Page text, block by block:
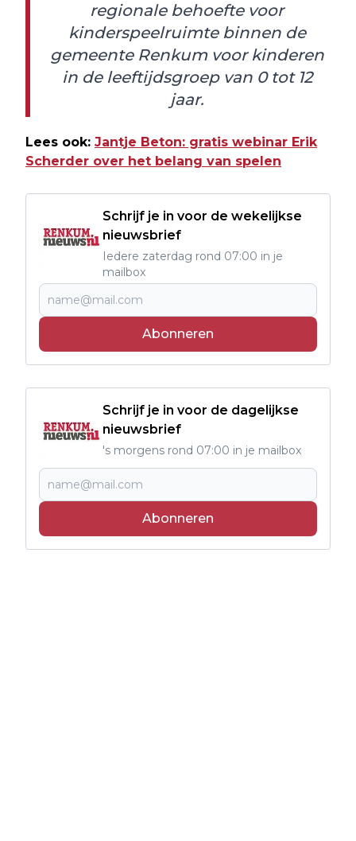
regionale behoefte voor
kinderspeelruimte binnen de
gemeente Renkum voor kinderen
in de leeftijdsgroep van 0 tot 12
jaar.
Lees ook: Jantje Beton: gratis webinar Erik
Scherder over het belang van spelen
Schrijf je in voor de wekelijkse
nieuwsbrief
Iedere zaterdag rond 07:00 in je
mailbox
Abonneren
Schrijf je in voor de dagelijkse
nieuwsbrief
's morgens rond 07:00 in je mailbox
Abonneren